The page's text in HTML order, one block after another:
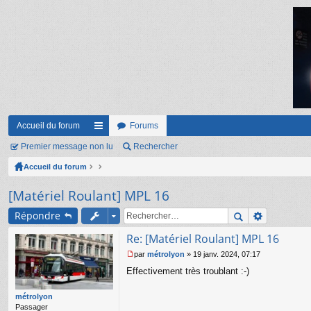
Accueil du forum
ac
co
ur
ci
s
Forums
Premier message non lu Rechercher
Accueil du forum
[Matériel Roulant] MPL 16
Répondre
métrolyon
Passager
Re: [Matériel Roulant] MPL 16
e
par métrolyon » 19 janv. 2024, 07:17
Effectivement très troublant :-)